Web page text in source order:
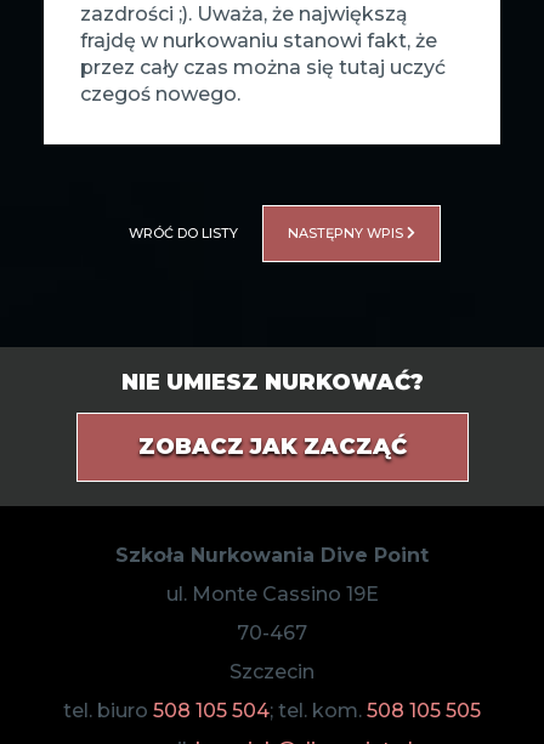
zazdrości ;). Uważa, że największą
frajdę w nurkowaniu stanowi fakt, że
przez cały czas można się tutaj uczyć
czegoś nowego.
WRÓĆ DO LISTY NASTĘPNY WPIS
NIE UMIESZ NURKOWAĆ?
ZOBACZ JAK ZACZĄĆ
Szkoła Nurkowania Dive Point
ul. Monte Cassino 19E
70-467
Szczecin
tel. biuro 508 105 504; tel. kom. 508 105 505